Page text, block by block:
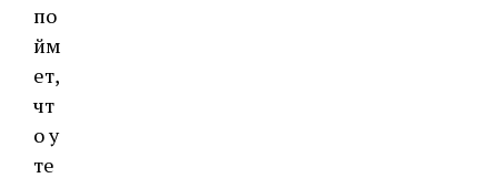
по
йм
ет,
чт
о у
те